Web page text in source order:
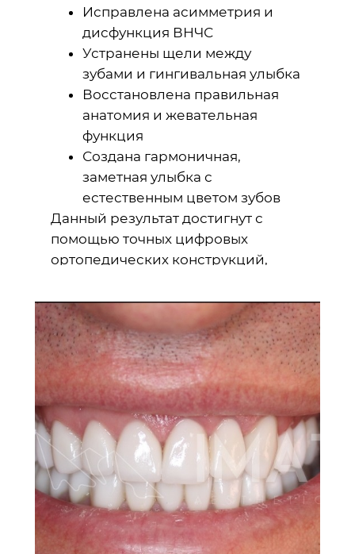
Исправлена асимметрия и
дисфункция ВНЧС
Устранены щели между
зубами и гингивальная улыбка
Восстановлена правильная
анатомия и жевательная
функция
Создана гармоничная,
заметная улыбка с
естественным цветом зубов
Данный результат достигнут с
помощью точных цифровых
ортопедических конструкций,
международных стандартов.